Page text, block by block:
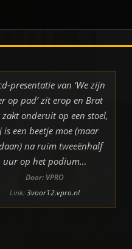
presentatie van ‘We zijn
op pad’ zit erop en Brat
onderuit op een stoel,
is een beetje moe (maar
na ruim tweeënhalf
uur op het podium…
Door: VPRO
Link:3voor12.vpro.nl